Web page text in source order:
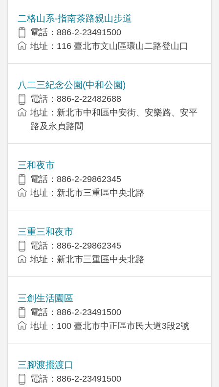
二格山系-指南茶路親山步道
電話：886-2-23491500
地址：116 臺北市文山區環山二路登山口
八二三紀念公園(中和公園)
電話：886-2-22482688
地址：新北市中和區中安街、安樂路、安平
路及永貞路間
三和夜市
電話：886-2-29862345
地址：新北市三重區中央北路
三重三和夜市
電話：886-2-29862345
地址：新北市三重區中央北路
三創生活園區
電話：886-2-23491500
地址：100 臺北市中正區市民大道3段2號
三腳渡擺渡口
電話：886-2-23491500